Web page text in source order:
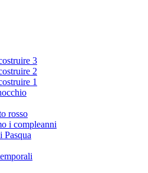
3
2
1
rosso
i compleanni
Pasqua